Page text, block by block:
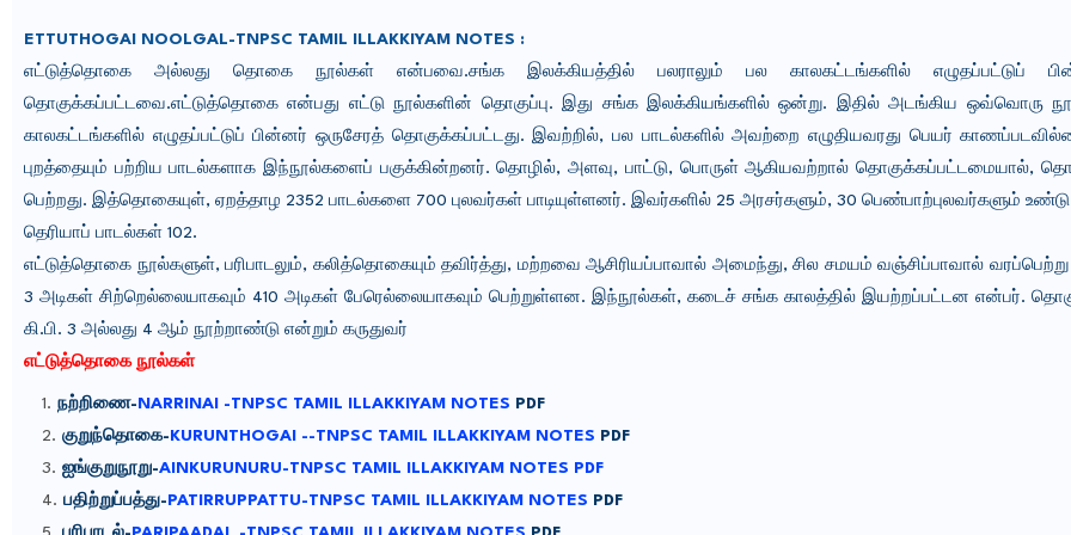
ETTUTHOGAI NOOLGAL-TNPSC TAMIL ILLAKKIYAM NOTES :
எட்டுத்தொகை அல்லது தொகை நூல்கள் என்பவை.சங்க இலக்கியத்தில் பலராலும் பல காலகட்டங்களில் எழுதப்பட்டுப்
தொகுக்கப்பட்டவை.எட்டுத்தொகை என்பது எட்டு நூல்களின் தொகுப்பு. இது சங்க இலக்கியங்களில் ஒன்று. இதில் அடங்கிய ஒவ்வொரு
காலகட்டங்களில் எழுதப்பட்டுப் பின்னர் ஒருசேரத் தொகுக்கப்பட்டது. இவற்றில், பல பாடல்களில் அவற்றை எழுதியவரது பெயர்
புறத்தையும் பற்றிய பாடல்களாக இந்நூல்களைப் பகுக்கின்றனர். தொழில், அளவு, பாட்டு, பொருள் ஆகியவற்றால் தொகுக்கப்பட்டமையால்,
பெற்றது. இத்தொகையுள், ஏறத்தாழ 2352 பாடல்களை 700 புலவர்கள் பாடியுள்ளனர். இவர்களில் 25 அரசர்களும், 30 பெண்பாற்புலவர்களும்
தெரியாப் பாடல்கள் 102.
எட்டுத்தொகை நூல்களுள், பரிபாடலும், கலித்தொகையும் தவிர்த்து, மற்றவை ஆசிரியப்பாவால் அமைந்து, சில சமயம் வஞ்சிப்பாவால்
3 அடிகள் சிற்றெல்லையாகவும் 410 அடிகள் பேரெல்லையாகவும் பெற்றுள்ளன. இந்நூல்கள், கடைச் சங்க காலத்தில் இயற்றப்பட்டன என்பர்.
கி.பி. 3 அல்லது 4 ஆம் நூற்றாண்டு என்றும் கருதுவர்
எட்டுத்தொகை நூல்கள்
நற்றிணை- NARRINAI -TNPSC TAMIL ILLAKKIYAM NOTES PDF
குறுந்தொகை- KURUNTHOGAI --TNPSC TAMIL ILLAKKIYAM NOTES PDF
ஐங்குறுநூறு-AINKURUNURU-TNPSC TAMIL ILLAKKIYAM NOTES PDF
பதிற்றுப்பத்து- PATIRRUPPATTU-TNPSC TAMIL ILLAKKIYAM NOTES PDF